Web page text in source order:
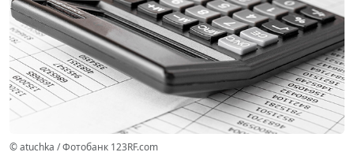
© atuchka / Фотобанк 123RF.com